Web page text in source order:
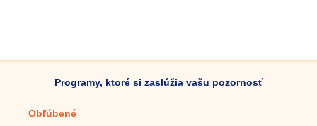
Programy, ktoré si zaslúžia vašu pozornosť
Obľúbené